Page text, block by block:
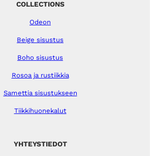
YHTEYSTIEDOT
COLLECTIONS
Odeon
Beige sisustus
Boho sisustus
Rosoa ja rustiikkia
Samettia sisustukseen
Tiikkihuonekalut